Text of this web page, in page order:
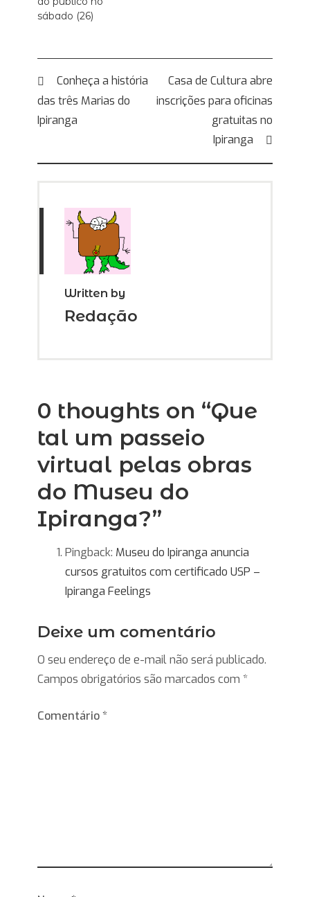
sábado (26)
Navegação
de
Conheça a história
das três Marias do
Ipiranga
Casa de Cultura abre
inscrições para oficinas
gratuitas no
Ipiranga
Written by
Redação
0 thoughts on “Que
tal um passeio
virtual pelas obras
do Museu do
Ipiranga?”
Pingback: Museu do Ipiranga anuncia
cursos gratuitos com certificado USP –
Ipiranga Feelings
Deixe um comentário
O seu endereço de e-mail não será publicado.
Campos obrigatórios são marcados com *
Comentário*